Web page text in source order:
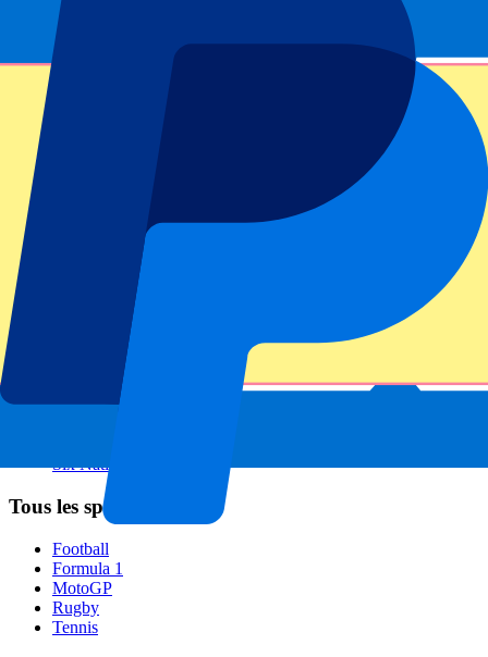
Footer menu
Grands clubs
Manchester United
Manchester City
FC Barcelona
Événements populaires
GP Espagne
GP Pays Bas
Six Nations
Tous les sports
Football
Formula 1
MotoGP
Rugby
Tennis